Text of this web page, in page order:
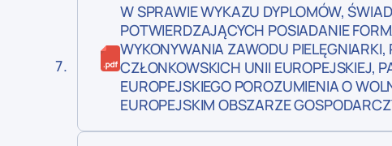
W SPRAWIE WYKAZU DYPLOMÓW,
POTWIERDZAJĄCYCH POSIADANIE
WYKONYWANIA ZAWODU
CZŁONKOWSKICH UNII EUROPEJSKIEJ,
EUROPEJSKIEGO POROZUMIENIA O
EUROPEJSKIM OBSZARZE